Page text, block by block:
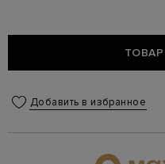
Добавить в избранное